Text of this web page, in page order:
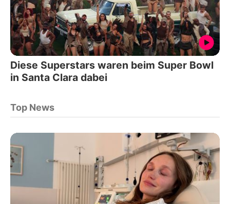
Diese Superstars waren beim Super Bowl
in Santa Clara dabei
Top News